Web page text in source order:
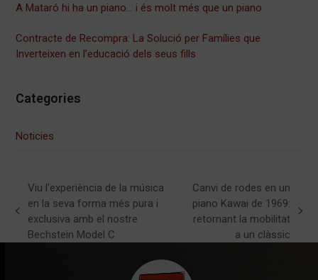
A Mataró hi ha un piano… i és molt més que un piano
Contracte de Recompra: La Solució per Famílies que
Inverteixen en l’educació dels seus fills
Categories
Noticies
previous
post:
Viu l’experiència de la música
en la seva forma més pura i
exclusiva amb el nostre
Bechstein Model C
next
Canvi de rodes en un
piano Kawai de 1969:
retornant la mobilitat
a un clàssic